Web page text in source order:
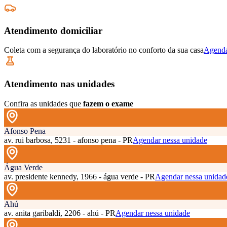
Atendimento domiciliar
Coleta com a segurança do laboratório no conforto da sua casa
Atendimento nas unidades
Confira as unidades que fazem o exame
Afonso Pena
av. rui barbosa, 5231 - afonso pena - PRAgendar nessa unidade
Água Verde
av. presidente kennedy, 1966 - água verde - PRAgendar nessa
Ahú
av. anita garibaldi, 2206 - ahú - PRAgendar nessa unidade